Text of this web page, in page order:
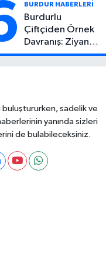
BURDUR HABERLERİ
Burdurlu
Çiftçiden Örnek
Davranış: Ziyan
Olmasın Diye
Toplayabilecek
buluştururken, sadelik ve
yanında sizleri
de bulabileceksiniz.